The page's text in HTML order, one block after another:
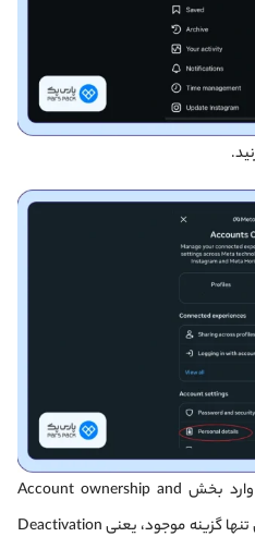
۴. در این مرحله به صورت خودکار وارد بخش Account ownership and
control می‌شوید. در این صفحه روی تنها گزینه موجود، یعنی Deactivation